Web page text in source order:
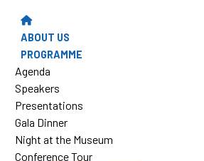
ABOUT US
PROGRAMME
Agenda
Speakers
Presentations
Gala Dinner
Night at the Museum
Conference Tour